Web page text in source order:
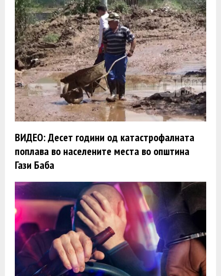
ВИДЕО: Десет години од катастрофалната
поплава во населените места во општина
Гази Баба